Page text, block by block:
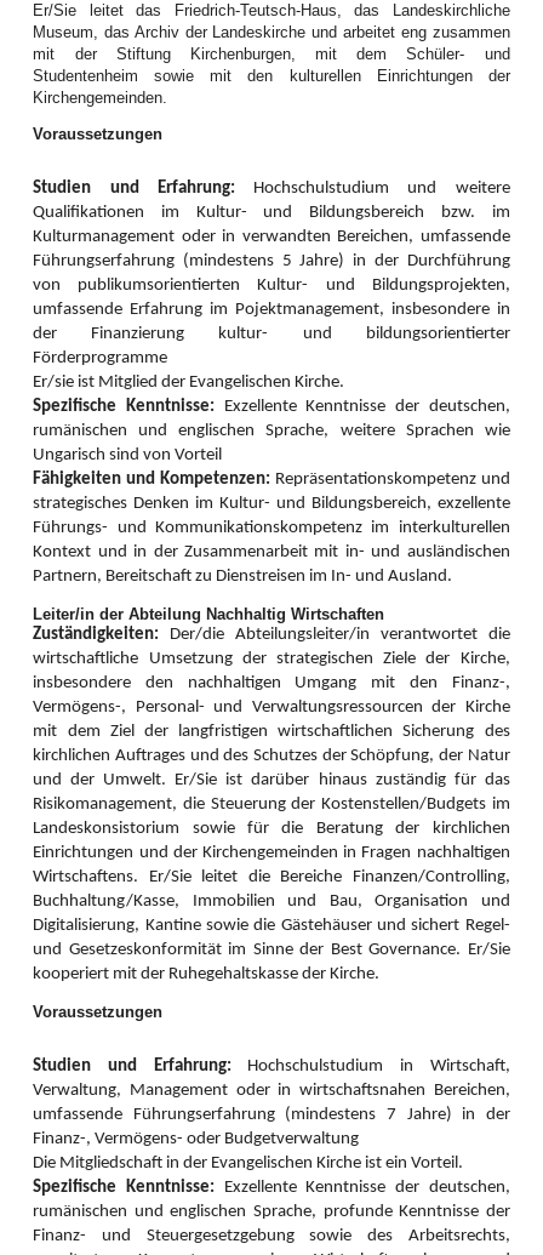
Frauen richteten ihren Blick auf die landschaftliche Umgebung und luden zum
Wandern ein. Gottes wunderbare Schöpfung konnten die 28 von nah und fern
angereisten Teilnehmenden des Wandertags der Frauenarbeit Mitte April
bestaunen. Dass ein Wandertag mehr als nur Schritte und km Zählen,
Höhenunterschiede und Lokalkolorit Kennenlernen bedeutet, das erlebten alle
an jenem Samstag im April auf dem Rundgang von Michelsberg nach
Răşinari und zurück.
Cristian Cismaru (Hermannstadt) von der Stiftung Kirchenburgen leitete
gekonnt und geduldig die große Gruppe über die Strecke vom Elimheim, über
das Silberbachtal, den als „Emil Cioran Wanderweg“ bekannten Weg bis zum
Punkt „Sub Costiţa Răşinari“, über die „Strada Cireşilor“ und zurück über das
Silberbachtal bis zum Elimheim. 7 km, 11.000 Schritte, Höhenunterschied
+200 m und mehrere schöne Aussichtspunkte, zunächst auf Michelsberg und
Heltau, dann Richtung Răşinari und Großau.Der anfangs wolkenbedeckte
Himmel lichtete sich und bot spektakuläre „Kodak-Momente“. Ein warmes
Mittagessen, Kuchen und Kaffee warteten im Elimheim liebevoll aufgetischt.
Zum krönenden Abschluss gehörten zudem auch Singen und ein
thematischer Impuls. Alles lud zum Verweilen und Genießen ein, so dass
sich Abschluss und Abschiednehmen auf den Spätnachmittag verlagerten.
Beeindruckt von Landschaft und Gemeinschaft und erfüllt von Eindrücken
und Austausch begaben sich alle auf den Heimweg, voller Vorfreude auf den
nächsten Wandertag. Der ist für Herbst im Repser Ländchen geplant.
Frauen gestalteten in Zusammenarbeit mit Klaus Göbbel (Leiter des
mit Licht verlockte. Die Teilnehmenden entdeckten während den
Arbeitseinheiten, dass Ton mehr als nur Dreck ist und eine faszinierende
Wirkung auf Töpfernde ausübt. Viele kleinere und größere Kunstwerke
entstanden im Laufe des kreativen Workshops Ende April. Diese werden
noch professionell bemalt und glasiert, somit auch lange haltbar gemacht
Frauen organisierten zudem eine besondere Schreibwerkstatt. Diese war dem
„Bible Art Journaling“ gewidmet, einem kreativen Bibelstudium. Acht
Interessenten nahmen die Herausforderung an, sich mit dem Wort Gottes,
der Bibel, kreativ auseinanderzusetzen. Spezialreferentin Cornelia Mandt
(Deutschland) stellte verschiedene Arbeitsmethoden vor, brachte
inspirierende Materialien und zahlreiche Bastelsachen mit, begleitete liebevoll
und gekonnt durch die kreativen Arbeitseinheiten, bot Tipps und Tricks an,
sowie ein „Rezept für Art Journaling mit Gott“.
Sie lud die Anwesenden ein, sich einen Bibeltext vorzunehmen, ihn
aufmerksam zu lesen und zu sich sprechen zu lassen, sich dabei Notizen zu
machen, wichtige Wörter oder Sätze zu unterstreichen, über die Kernaussage
vermalen oder zu verschreiben. Mit Serviettentechnik, Schablonentechnik,
Seiten.
Frauen luden noch zu einer spontan geplanten Kerzenwerkstatt ein. Im
kreativen Miteinander der Keramikwerkstatt war nämlich eine neue Idee
entstanden, der Sunhild Galter (Neppendorf) spontan zusagte. So kamen die
Frauen Ende Mai im Terrassensaal der EAS in Neppendorf zusammen, um
die besondere Art der Kerzenverzierung mit Wachs zu erlernen. Die Idee
erfreute sich unerwartet großen Interesse, sodass sie mit Sicherheit in den
Veranstaltungskalender der Frauenarbeit für 2027 aufgenommen wird.
Er/Sie leitet das Friedrich-Teutsch-Haus, das Landeskirchliche
Museum, das Archiv der Landeskirche und arbeitet eng zusammen
mit der Stiftung Kirchenburgen, mit dem Schüler- und
Studentenheim sowie mit den kulturellen Einrichtungen der
Kirchengemeinden.
Voraussetzungen
Studien und Erfahrung: Hochschulstudium und weitere
Qualifikationen im Kultur- und Bildungsbereich bzw. im
Kulturmanagement oder in verwandten Bereichen, umfassende
Führungserfahrung (mindestens 5 Jahre) in der Durchführung
von publikumsorientierten Kultur- und Bildungsprojekten,
umfassende Erfahrung im Pojektmanagement, insbesondere in
der Finanzierung kultur- und bildungsorientierter
Förderprogramme
Er/sie ist Mitglied der Evangelischen Kirche.
Spezifische Kenntnisse: Exzellente Kenntnisse der deutschen,
rumänischen und englischen Sprache, weitere Sprachen wie
Ungarisch sind von Vorteil
Fähigkeiten und Kompetenzen: Repräsentationskompetenz und
strategisches Denken im Kultur- und Bildungsbereich, exzellente
Führungs- und Kommunikationskompetenz im interkulturellen
Kontext und in der Zusammenarbeit mit in- und ausländischen
Partnern, Bereitschaft zu Dienstreisen im In- und Ausland.
Leiter/in der Abteilung Nachhaltig Wirtschaften
Zuständigkeiten: Der/die Abteilungsleiter/in verantwortet die
wirtschaftliche Umsetzung der strategischen Ziele der Kirche,
insbesondere den nachhaltigen Umgang mit den Finanz-,
Vermögens-, Personal- und Verwaltungsressourcen der Kirche
mit dem Ziel der langfristigen wirtschaftlichen Sicherung des
kirchlichen Auftrages und des Schutzes der Schöpfung, der Natur
und der Umwelt. Er/Sie ist darüber hinaus zuständig für das
Risikomanagement, die Steuerung der Kostenstellen/Budgets im
Landeskonsistorium sowie für die Beratung der kirchlichen
Einrichtungen und der Kirchengemeinden in Fragen nachhaltigen
Wirtschaftens. Er/Sie leitet die Bereiche Finanzen/Controlling,
Buchhaltung/Kasse, Immobilien und Bau, Organisation und
Digitalisierung, Kantine sowie die Gästehäuser und sichert Regel-
und Gesetzeskonformität im Sinne der Best Governance. Er/Sie
kooperiert mit der Ruhegehaltskasse der Kirche.
Voraussetzungen
Studien und Erfahrung: Hochschulstudium in Wirtschaft,
Verwaltung, Management oder in wirtschaftsnahen Bereichen,
umfassende Führungserfahrung (mindestens 7 Jahre) in der
Finanz-, Vermögens- oder Budgetverwaltung
Die Mitgliedschaft in der Evangelischen Kirche ist ein Vorteil.
Spezifische Kenntnisse: Exzellente Kenntnisse der deutschen,
rumänischen und englischen Sprache, profunde Kenntnisse der
Finanz- und Steuergesetzgebung sowie des Arbeitsrechts,